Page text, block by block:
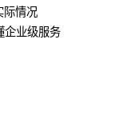
际情况
企业级服务